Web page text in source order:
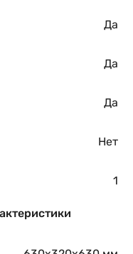
Да
Да
Да
Нет
1